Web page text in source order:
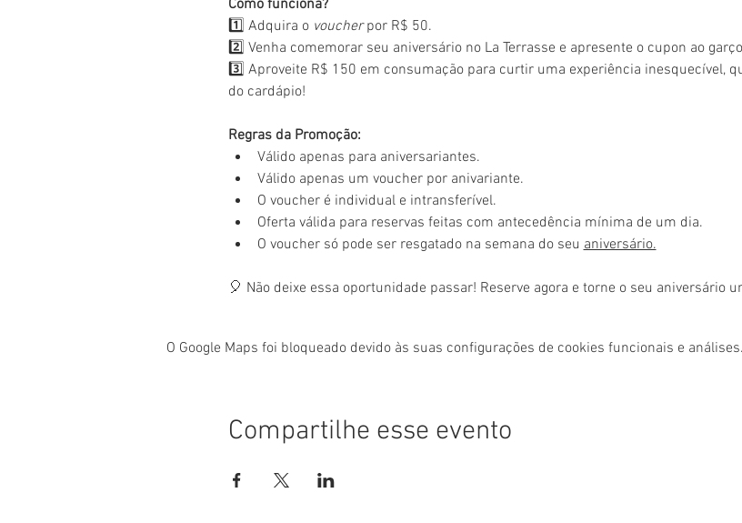
Como funciona?
1️⃣ Adquira o voucher por R$ 50.
2️⃣ Venha comemorar seu aniversário no La Terrasse e apresente o cupon ao
3️⃣ Aproveite R$ 150 em consumação para curtir uma experiência inesquecível,
do cardápio!
Regras da Promoção:
Válido apenas para aniversariantes.
Válido apenas um voucher por anivariante.
O voucher é individual e intransferível.
Oferta válida para reservas feitas com antecedência mínima de um dia.
O voucher só pode ser resgatado na semana do seu aniversário.
🎈 Não deixe essa oportunidade passar! Reserve agora e torne o seu aniversário
O Google Maps foi bloqueado devido às suas configurações de cookies funcionais e análises.
Compartilhe esse evento